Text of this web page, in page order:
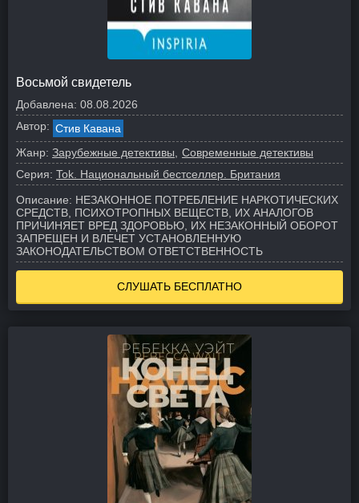
Восьмой свидетель
Добавлена: 08.08.2026
Автор: Стив Кавана
Жанр: Зарубежные детективы
Современные детективы
Серия: Tok. Национальный бестселлер. Британия
Описание: НЕЗАКОННОЕ ПОТРЕБЛЕНИЕ НАРКОТИЧЕСКИХ
СРЕДСТВ, ПСИХОТРОПНЫХ ВЕЩЕСТВ, ИХ АНАЛОГОВ
ПРИЧИНЯЕТ ВРЕД ЗДОРОВЬЮ, ИХ НЕЗАКОННЫЙ ОБОРОТ
ЗАПРЕЩЕН И ВЛЕЧЕТ УСТАНОВЛЕННУЮ
ЗАКОНОДАТЕЛЬСТВОМ ОТВЕТСТВЕННОСТЬ
СЛУШАТЬ БЕСПЛАТНО